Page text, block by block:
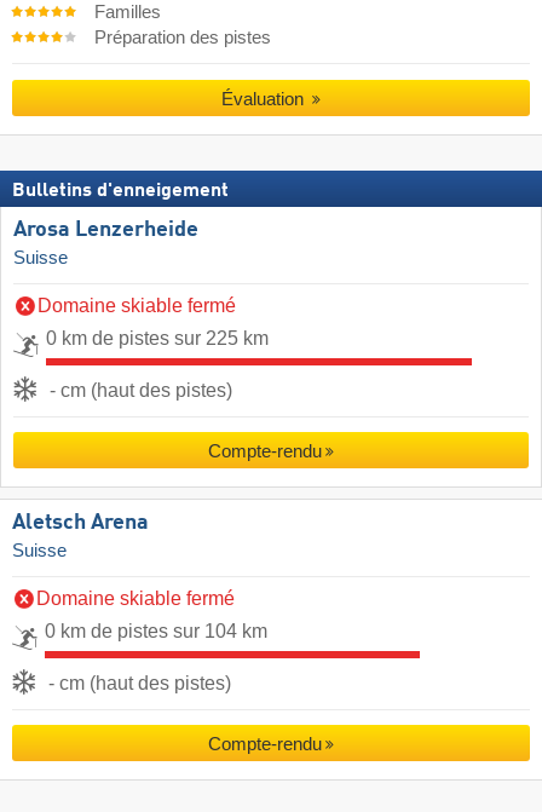
Familles
Préparation des pistes
Évaluation
Bulletins d'enneigement
Arosa Lenzerheide
Suisse
Domaine skiable fermé
0 km de pistes sur 225 km
- cm (haut des pistes)
Compte-rendu
Aletsch Arena
Suisse
Domaine skiable fermé
0 km de pistes sur 104 km
- cm (haut des pistes)
Compte-rendu